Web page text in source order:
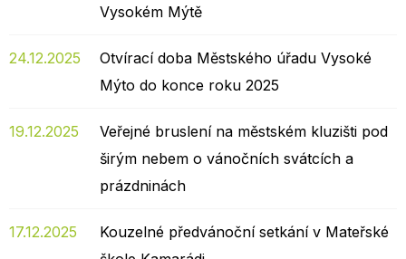
Vysokém Mýtě
24.12.2025
Otvírací doba Městského úřadu Vysoké
Mýto do konce roku 2025
19.12.2025
Veřejné bruslení na městském kluzišti pod
širým nebem o vánočních svátcích a
prázdninách
17.12.2025
Kouzelné předvánoční setkání v Mateřské